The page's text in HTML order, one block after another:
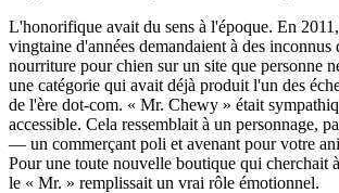
L'honorifique avait du sens à l'époque. En
vingtaine d'années demandaient à des inconnus
nourriture pour chien sur un site que personne
une catégorie qui avait déjà produit l'un des
de l'ère dot-com. « Mr. Chewy » était
accessible. Cela ressemblait à un personnage,
— un commerçant poli et avenant pour votre
Pour une toute nouvelle boutique qui cherchait
le « Mr. » remplissait un vrai rôle émotionnel.